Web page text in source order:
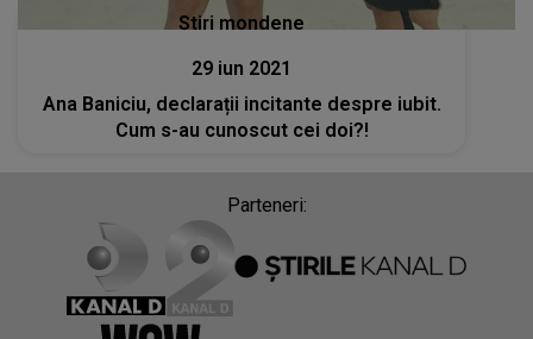
Stiri mondene
29 iun 2021
Ana Baniciu, declarații incitante despre iubit.
Cum s-au cunoscut cei doi?!
Parteneri: